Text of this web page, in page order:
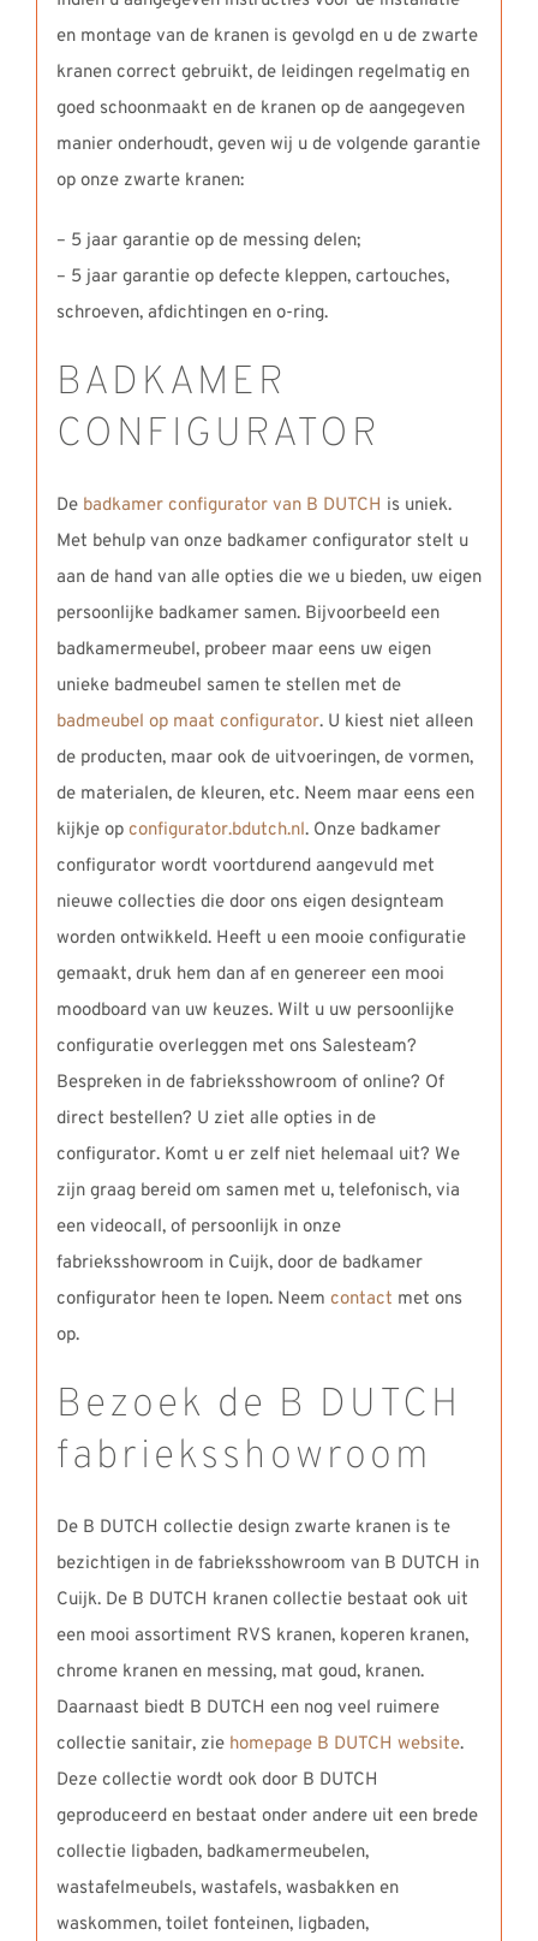
en montage van de kranen is gevolgd en u de zwarte
kranen correct gebruikt, de leidingen regelmatig en
goed schoonmaakt en de kranen op de aangegeven
manier onderhoudt, geven wij u de volgende garantie
op onze zwarte kranen:
– 5 jaar garantie op de messing delen;
– 5 jaar garantie op defecte kleppen, cartouches,
schroeven, afdichtingen en o-ring.
BADKAMER
CONFIGURATOR
De badkamer configurator van B DUTCH is uniek.
Met behulp van onze badkamer configurator stelt u
aan de hand van alle opties die we u bieden, uw eigen
persoonlijke badkamer samen. Bijvoorbeeld een
badkamermeubel, probeer maar eens uw eigen
unieke badmeubel samen te stellen met de
badmeubel op maat configurator. U kiest niet alleen
de producten, maar ook de uitvoeringen, de vormen,
de materialen, de kleuren, etc. Neem maar eens een
kijkje op configurator.bdutch.nl. Onze badkamer
configurator wordt voortdurend aangevuld met
nieuwe collecties die door ons eigen designteam
worden ontwikkeld. Heeft u een mooie configuratie
gemaakt, druk hem dan af en genereer een mooi
moodboard van uw keuzes. Wilt u uw persoonlijke
configuratie overleggen met ons Salesteam?
Bespreken in de fabrieksshowroom of online? Of
direct bestellen? U ziet alle opties in de
configurator. Komt u er zelf niet helemaal uit? We
zijn graag bereid om samen met u, telefonisch, via
een videocall, of persoonlijk in onze
fabrieksshowroom in Cuijk, door de badkamer
configurator heen te lopen. Neem contact met ons
op.
Bezoek de B DUTCH
fabrieksshowroom
De B DUTCH collectie design zwarte kranen is te
bezichtigen in de fabrieksshowroom van B DUTCH in
Cuijk. De B DUTCH kranen collectie bestaat ook uit
een mooi assortiment RVS kranen, koperen kranen,
chrome kranen en messing, mat goud, kranen.
Daarnaast biedt B DUTCH een nog veel ruimere
collectie sanitair, zie homepage B DUTCH website.
Deze collectie wordt ook door B DUTCH
geproduceerd en bestaat onder andere uit een brede
collectie ligbaden, badkamermeubelen,
wastafelmeubels, wastafels, wasbakken en
waskommen, toilet fonteinen, ligbaden,